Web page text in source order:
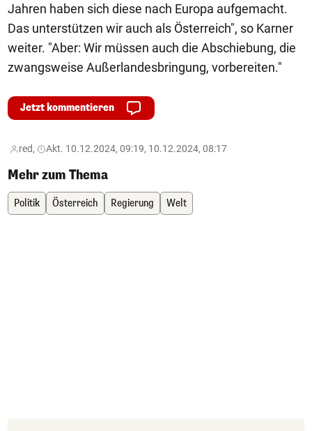
Jahren haben sich diese nach Europa aufgemacht.
Das unterstützen wir auch als Österreich", so Karner
weiter. "Aber: Wir müssen auch die Abschiebung, die
zwangsweise Außerlandesbringung, vorbereiten."
Jetzt kommentieren
red, Akt. 10.12.2024, 09:19, 10.12.2024, 08:17
Mehr zum Thema
Politik Österreich Regierung Welt